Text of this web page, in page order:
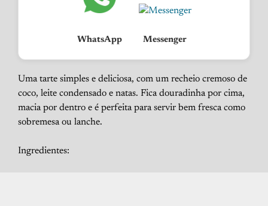
WhatsApp Messenger
Uma tarte simples e deliciosa, com um recheio cremoso de
coco, leite condensado e natas. Fica douradinha por cima,
macia por dentro e é perfeita para servir bem fresca como
sobremesa ou lanche.
Ingredientes: